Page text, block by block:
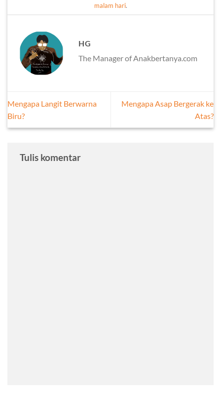
malam hari.
HG
The Manager of Anakbertanya.com
Mengapa Langit Berwarna
Biru?
Mengapa Asap Bergerak ke
Atas?
Tulis komentar